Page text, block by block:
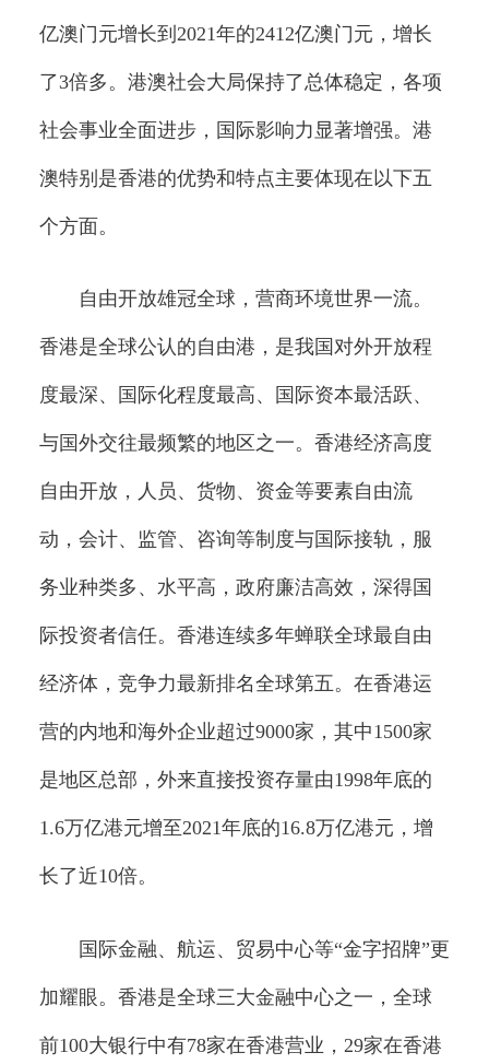
亿澳门元增长到2021年的2412亿澳门元，增长
了3倍多。港澳社会大局保持了总体稳定，各项
社会事业全面进步，国际影响力显著增强。港
澳特别是香港的优势和特点主要体现在以下五
个方面。
自由开放雄冠全球，营商环境世界一流。
香港是全球公认的自由港，是我国对外开放程
度最深、国际化程度最高、国际资本最活跃、
与国外交往最频繁的地区之一。香港经济高度
自由开放，人员、货物、资金等要素自由流
动，会计、监管、咨询等制度与国际接轨，服
务业种类多、水平高，政府廉洁高效，深得国
际投资者信任。香港连续多年蝉联全球最自由
经济体，竞争力最新排名全球第五。在香港运
营的内地和海外企业超过9000家，其中1500家
是地区总部，外来直接投资存量由1998年底的
1.6万亿港元增至2021年底的16.8万亿港元，增
长了近10倍。
国际金融、航运、贸易中心等“金字招牌”更
加耀眼。香港是全球三大金融中心之一，全球
前100大银行中有78家在香港营业，29家在香港